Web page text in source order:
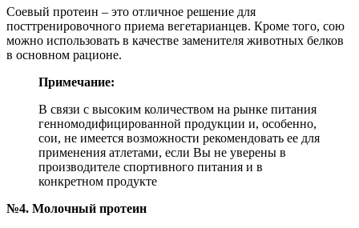
Соевый протеин – это отличное решение для
посттренировочного приема вегетарианцев. Кроме того, сою
можно использовать в качестве заменителя животных белков
в основном рационе.
Примечание:
В связи с высоким количеством на рынке питания
генномодифицированной продукции и, особенно,
сои, не имеется возможности рекомендовать ее для
применения атлетами, если Вы не уверены в
производителе спортивного питания и в
конкретном продукте
№4. Молочный протеин